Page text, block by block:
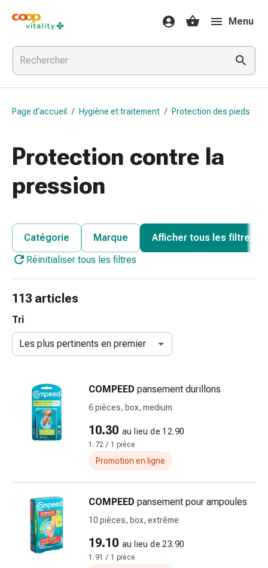
Médicaments
et
santé
Grippe
et
Refroidissement
pour
gorge
Médicaments
contre
la
rhume
Maux
Toux
bronchite
Inhalateurs
Nettoyeur
Mouchoirs
papier
des
plaies
et
des
Menu
Page d’accueil / Hygiène et traitement / Protection des pieds
Protection contre la
pression
Catégorie Marque
Afficher tous les filtres
Réinitialiser tous les filtres
113 articles
Tri
Les plus pertinents en premier
COMPEED pansement durillons
6 pièces, box, medium
10.30 au lieu de 12.90
1.72 / 1 pièce
Promotion en ligne
COMPEED pansement pour ampoules
10 pièces, box, extrême
19.10 au lieu de 23.90
1.91 / 1 pièce